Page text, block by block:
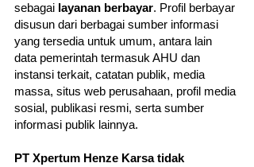
sebagai layanan berbayar. Profil berbayar
disusun dari berbagai sumber informasi
yang tersedia untuk umum, antara lain
data pemerintah termasuk AHU dan
instansi terkait, catatan publik, media
massa, situs web perusahaan, profil media
sosial, publikasi resmi, serta sumber
informasi publik lainnya.
PT Xpertum Henze Karsa tidak